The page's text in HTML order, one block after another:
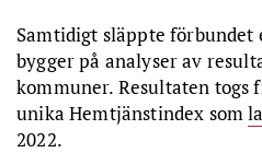
Samtidigt släppte
bygger på analyser av
kommuner. Resultaten togs
unika Hemtjänstindex som
2022.